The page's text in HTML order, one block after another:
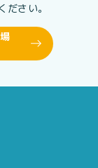
ださい。